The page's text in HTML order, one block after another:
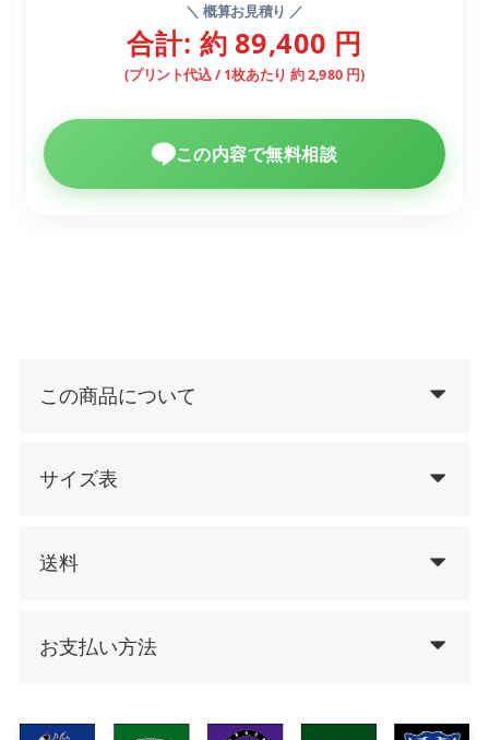
＼ 概算お見積り ／
合計: 約 89,400 円
(プリント代込 / 1枚あたり 約 2,980 円)
この内容で無料相談
この商品について
サイズ表
送料
お支払い方法